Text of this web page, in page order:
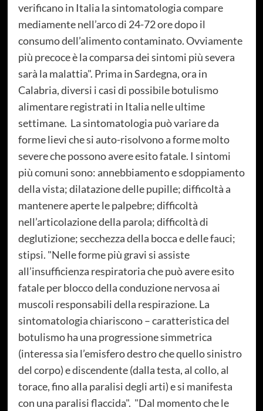
verificano in Italia la sintomatologia compare
mediamente nell’arco di 24-72 ore dopo il
consumo dell’alimento contaminato. Ovviamente
più precoce è la comparsa dei sintomi più severa
sarà la malattia". Prima in Sardegna, ora in
Calabria, diversi i casi di possibile botulismo
alimentare registrati in Italia nelle ultime
settimane. La sintomatologia può variare da
forme lievi che si auto-risolvono a forme molto
severe che possono avere esito fatale. I sintomi
più comuni sono: annebbiamento e sdoppiamento
della vista; dilatazione delle pupille; difficoltà a
mantenere aperte le palpebre; difficoltà
nell’articolazione della parola; difficoltà di
deglutizione; secchezza della bocca e delle fauci;
stipsi. "Nelle forme più gravi si assiste
all’insufficienza respiratoria che può avere esito
fatale per blocco della conduzione nervosa ai
muscoli responsabili della respirazione. La
sintomatologia chiariscono – caratteristica del
botulismo ha una progressione simmetrica
(interessa sia l’emisfero destro che quello sinistro
del corpo) e discendente (dalla testa, al collo, al
torace, fino alla paralisi degli arti) e si manifesta
con una paralisi flaccida". "Dal momento che le